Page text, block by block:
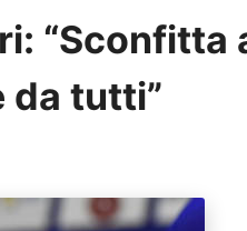
“Sconfitta
da tutti”